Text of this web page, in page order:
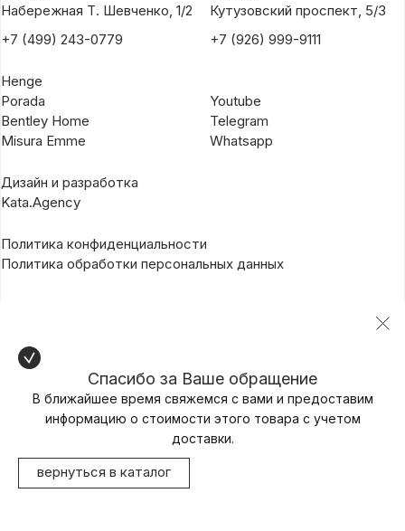
Набережная Т. Шевченко, 1/2
+7 (499) 243-0779
Кутузовский проспект, 5/3
+7 (926) 999-9111
Henge
Porada
Bentley Home
Misura Emme
Youtube
Telegram
Whatsapp
Дизайн и разработка
Kata.Agency
Политика конфиденциальности
Политика обработки персональных данных
Спасибо за Ваше обращение
В ближайшее время свяжемся с вами и предоставим
информацию о стоимости этого товара с учетом
доставки.
вернуться в каталог